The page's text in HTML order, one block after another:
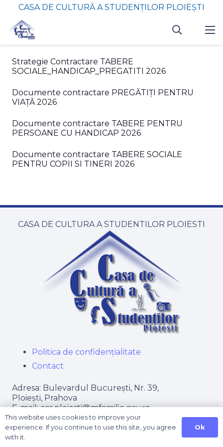
CASA DE CULTURĂ A STUDENȚILOR PLOIEȘTI
Strategie Contractare TABERE
SOCIALE_HANDICAP_PREGATITI 2026
Documente contractare PREGĂTIȚI PENTRU
VIAȚĂ 2026
Documente contractare TABERE PENTRU
PERSOANE CU HANDICAP 2026
Documente contractare TABERE SOCIALE
PENTRU COPII SI TINERI 2026
CASA DE CULTURA A STUDENTILOR PLOIESTI
Politica de confidențialitate
Contact
Adresa: Bulevardul București, Nr. 39,
Ploiești, Prahova
E-mail:​ ccs.ploiesti@mfamilie.gov.ro
Telefon/Fax:​ 0244 – 575 286
Website: www.ccsploiesti.com
This website uses cookies to improve your
experience. If you continue to use this site, you agree
with it.
Ok